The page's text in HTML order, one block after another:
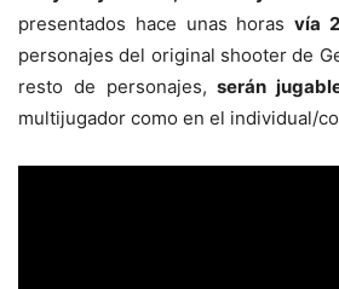
presentados hace unas horas vía
personajes del original shooter de
resto de personajes,serán
multijugador como en el individual/